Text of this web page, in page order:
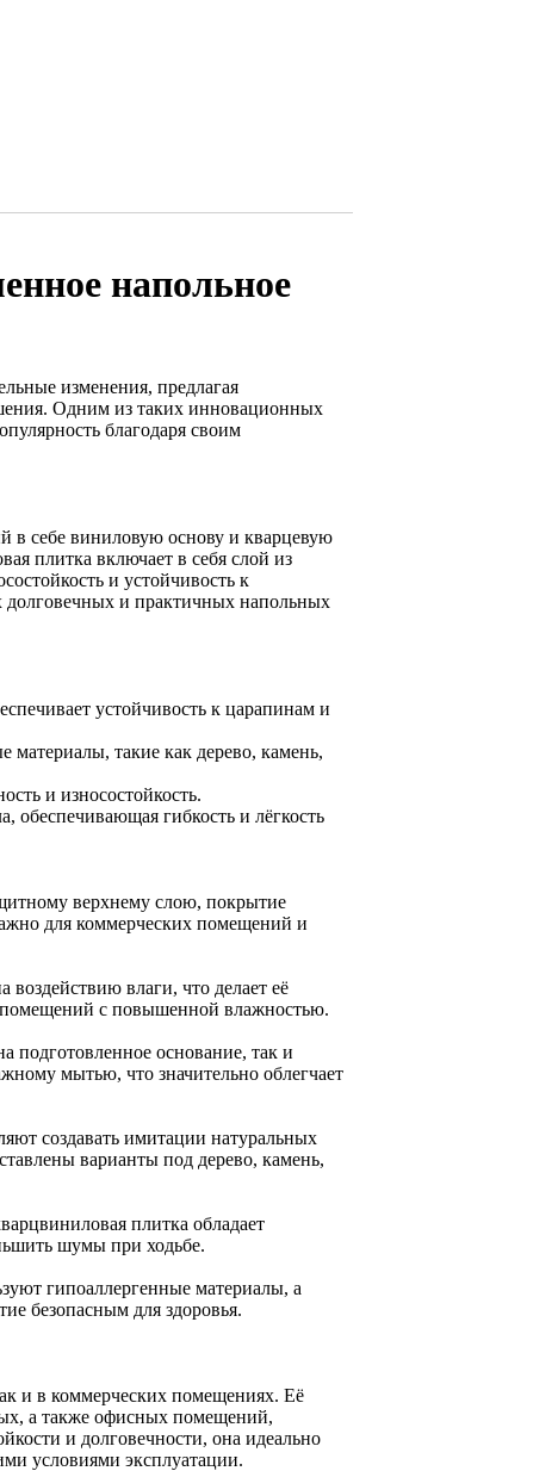
напольное
изменения, предлагая
Одним из таких инновационных
благодаря своим
в себе виниловую основу и кварцевую
плитка включает в себя слой из
и устойчивость к
долговечных и практичных напольных
устойчивость к царапинам и
такие как дерево, камень,
и износостойкость.
гибкость и лёгкость
верхнему слою, покрытие
для коммерческих помещений и
влаги, что делает её
с повышенной влажностью.
подготовленное основание, так и
мытью, что значительно облегчает
создавать имитации натуральных
варианты под дерево, камень,
плитка обладает
шумы при ходьбе.
гипоаллергенные материалы, а
безопасным для здоровья.
и в коммерческих помещениях. Её
а также офисных помещений,
и долговечности, она идеально
условиями эксплуатации.